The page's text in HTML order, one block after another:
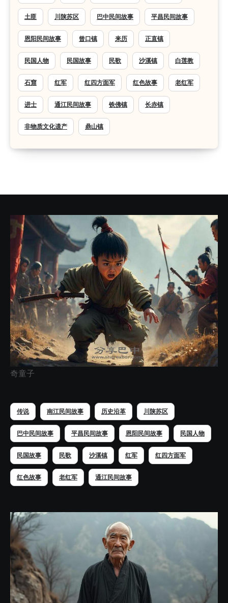
土匪 川陕苏区 巴中民间故事 平昌民间故事
恩阳民间故事 曾口镇 来历 正直镇
民国人物 民国故事 民歌 沙溪镇 白莲教
石窟 红军 红四方面军 红色故事 老红军
进士 通江民间故事 铁佛镇 长赤镇
非物质文化遗产 鼎山镇
奇童子
传说 南江民间故事 历史沿革 川陕苏区
巴中民间故事 平昌民间故事 恩阳民间故事 民国人物
民国故事 民歌 沙溪镇 红军 红四方面军
红色故事 老红军 通江民间故事